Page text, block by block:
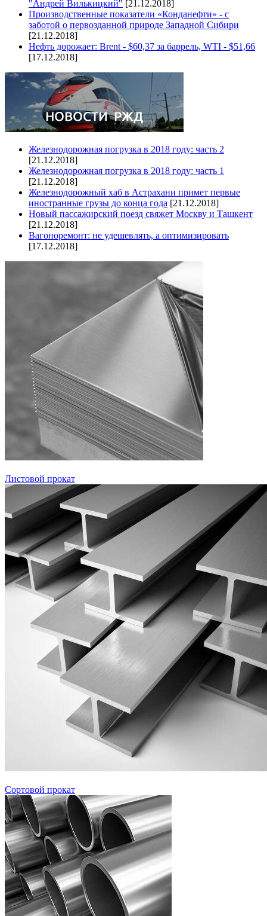
"Андрей Вилькицкий" [21.12.2018]
Производственные показатели «Конданефти» - с
заботой о первозданной природе Западной Сибири
[21.12.2018]
Нефть дорожает: Brent - $60,37 за баррель, WTI - $51,66
[17.12.2018]
Железнодорожная погрузка в 2018 году: часть 2
[21.12.2018]
Железнодорожная погрузка в 2018 году: часть 1
[21.12.2018]
Железнодорожный хаб в Астрахани примет первые
иностранные грузы до конца года [21.12.2018]
Новый пассажирский поезд свяжет Москву и Ташкент
[21.12.2018]
Вагоноремонт: не удешевлять, а оптимизировать
[17.12.2018]
Листовой прокат
Сортовой прокат